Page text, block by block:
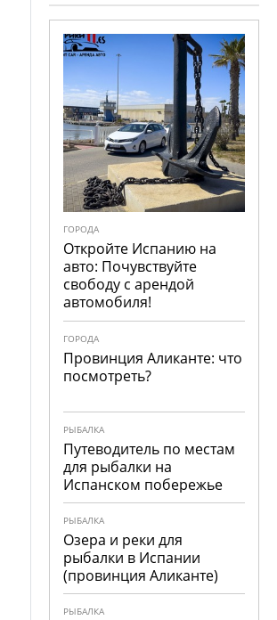
ГОРОДА
Откройте Испанию на
авто: Почувствуйте
свободу с арендой
автомобиля!
ГОРОДА
Провинция Аликанте: что
посмотреть?
РЫБАЛКА
Путеводитель по местам
для рыбалки на
Испанском побережье
РЫБАЛКА
Озера и реки для
рыбалки в Испании
(провинция Аликанте)
РЫБАЛКА